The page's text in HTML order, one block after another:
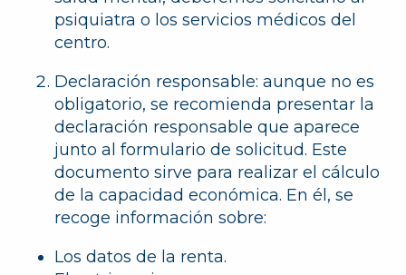
psiquiatra o los servicios médicos del
centro.
Declaración responsable: aunque no es
obligatorio, se recomienda presentar la
declaración responsable que aparece
junto al formulario de solicitud. Este
documento sirve para realizar el cálculo
de la capacidad económica. En él, se
recoge información sobre:
Los datos de la renta.